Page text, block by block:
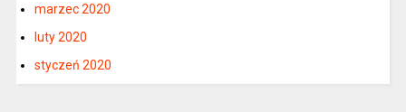
marzec 2020
luty 2020
styczeń 2020